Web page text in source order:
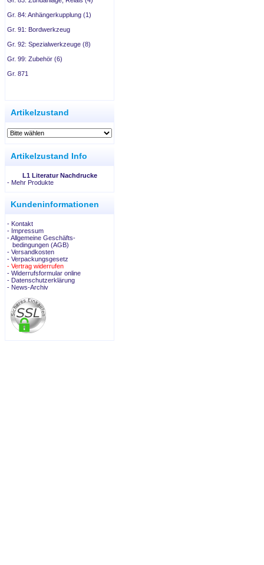
Gr. 84: Anhängerkupplung (1)
Gr. 91: Bordwerkzeug
Gr. 92: Spezialwerkzeuge (8)
Gr. 99: Zubehör (6)
Gr. 871
Artikelzustand
Artikelzustand Info
L1 Literatur Nachdrucke
- Mehr Produkte
Kundeninformationen
- Kontakt
- Impressum
- Allgemeine Geschäfts-
bedingungen (AGB)
- Versandkosten
- Verpackungsgesetz
- Vertrag widerrufen
- Widerrufsformular online
- Datenschutzerklärung
- News-Archiv